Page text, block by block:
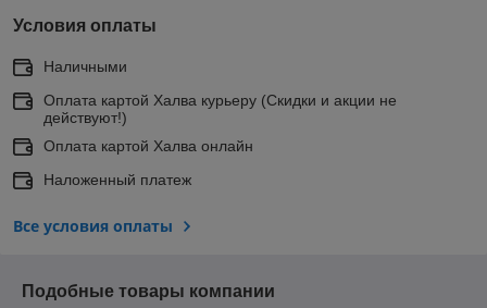
Условия оплаты
Наличными
Оплата картой Халва курьеру (Скидки и акции не
действуют!)
Оплата картой Халва онлайн
Наложенный платеж
Все условия оплаты
Подобные товары компании